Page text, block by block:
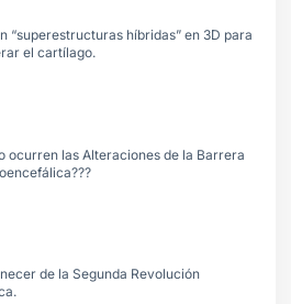
“superestructuras híbridas” en 3D para
el cartílago.
ocurren las Alteraciones de la Barrera
de la Segunda Revolución